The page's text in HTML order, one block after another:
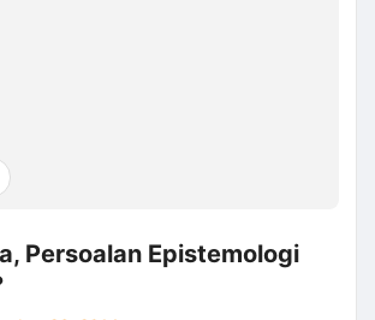
Persoalan Epistemologi